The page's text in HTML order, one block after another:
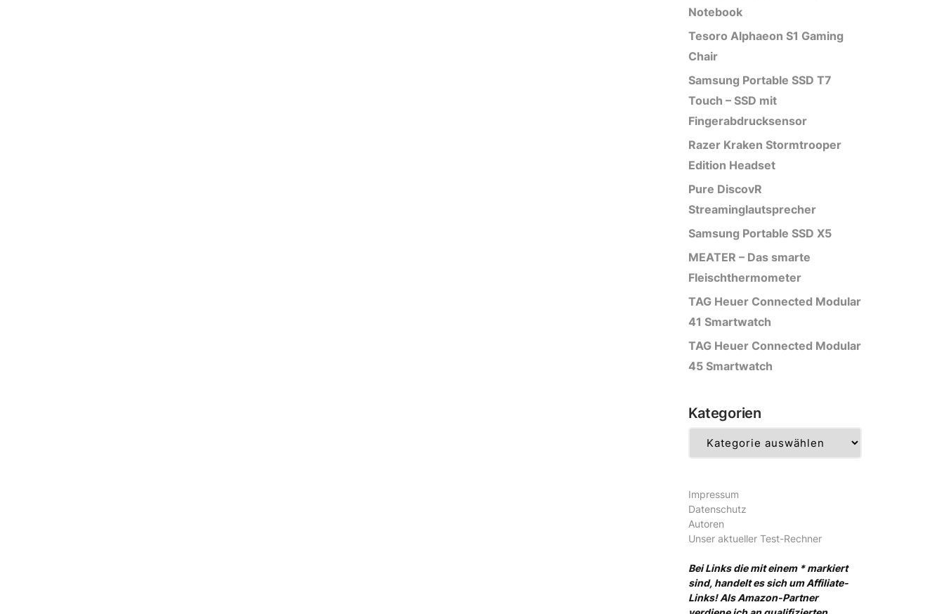
Notebook
Tesoro Alphaeon S1 Gaming
Chair
Samsung Portable SSD T7
Touch – SSD mit
Fingerabdrucksensor
Razer Kraken Stormtrooper
Edition Headset
Pure DiscovR
Streaminglautsprecher
Samsung Portable SSD X5
MEATER – Das smarte
Fleischthermometer
TAG Heuer Connected Modular
41 Smartwatch
TAG Heuer Connected Modular
45 Smartwatch
Kategorien
Impressum
Datenschutz
Autoren
Unser aktueller Test-Rechner
Bei Links die mit einem * markiert
sind, handelt es sich um Affiliate-
Links! Als Amazon-Partner